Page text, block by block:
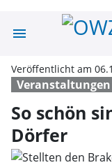
menu
Veranstaltungen
Veröffentlicht am
So schön
Dörfer